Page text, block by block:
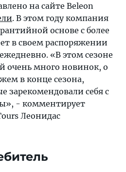
на сайте Beleon
. В этом году компания
основе с более
в своем распоряжении
«В этом сезоне
очень много новинок, о
в конце сезона,
зарекомендовали себя с
- комментирует
Леонидас